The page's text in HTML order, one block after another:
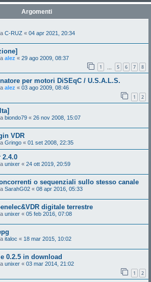
Argomenti
C-RUZ « 04 apr 2021, 20:34
alez « 29 ago 2009, 08:37
1 5 6 7 8
per motori DiSEqC / U.S.A.L.S.
alez « 03 ago 2009, 08:46
1 2
biondo79 « 26 nov 2008, 15:07
VDR
Gringo « 01 set 2008, 22:35
2.4.0
unixer « 24 ott 2019, 20:59
o sequenziali sullo stesso canale
SarahG02 « 08 apr 2016, 05:33
digitale terrestre
unixer « 05 feb 2016, 07:08
italoc « 18 mar 2015, 10:02
0.2.5 in download
unixer « 03 mar 2014, 21:02
1 2